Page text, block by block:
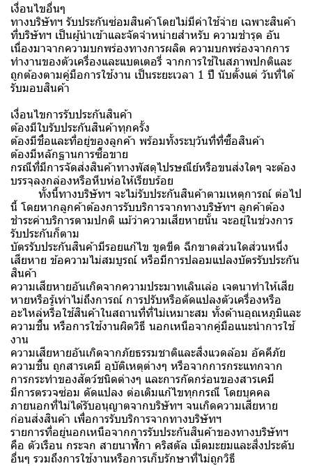
เงื่อนไขอื่นๆ
ทางบริษัทฯ รับประกันซ่อมสินค้าโดยไม่มีค่าใช้จ่าย เฉพาะสินค้า
ที่บริษัทฯ เป็นผู้นำเข้าและจัดจำหน่ายสำหรับ ความชำรุด อัน
เนื่องมาจากความบกพร่องทางการผลิต ความบกพร่องจากการ
ทำงานของตัวเครื่องและแบตเตอรี่ จากการใช้ในสภาพปกติและ
ถูกต้องตามคู่มือการใช้งาน เป็นระยะเวลา 1 ปี นับตั้งแต่ วันที่ได้
รับมอบสินค้า
เงื่อนไขการรับประกันสินค้า
ต้องมีใบรับประกันสินค้าทุกครั้ง
ต้องมีชื่อและที่อยู่ของลูกค้า พร้อมทั้งระบุวันที่ที่ซื้อสินค้า
ต้องมีหลักฐานการซื้อขาย
กรณีที่มีการจัดส่งสินค้าทางพัสดุไปรษณีย์หรือขนส่งใดๆ จะต้อง
บรรจุลงกล่องหรือหีบห่อให้เรียบร้อย
ทั้งนี้ทางบริษัทฯ จะไม่รับประกันสินค้าตามเหตุการณ์ ต่อไป
นี้ โดยหากลูกค้าต้องการรับบริการจากทางบริษัทฯ ลูกค้าต้อง
ชำระค่าบริการตามปกติ แม้ว่าความเสียหายนั้น จะอยู่ในช่วงการ
รับประกันก็ตาม
บัตรรับประกันสินค้ามีรอยแก้ไข ขูดขีด ฉีกขาดส่วนใดส่วนหนึ่ง
เสียหาย ข้อความไม่สมบูรณ์ หรือมีการปลอมแปลงบัตรรับประกัน
สินค้า
ความเสียหายอันเกิดจากความประมาทเลินเล่อ เจตนาทำให้เสีย
หายหรือรู้เท่าไม่ถึงการณ์ การปรับหรือดัดแปลงตัวเครื่องหรือ
อะไหล่หรือใช้สินค้าในสถานที่ที่ไม่เหมาะสม ทั้งด้านอุณหภูมิและ
ความชื้น หรือการใช้งานผิดวิธี นอกเหนือจากคู่มือแนะนำการใช้
งาน
ความเสียหายอันเกิดจากภัยธรรมชาติและสิ่งแวดล้อม อัคคีภัย
ความชื้น ถูกสารเคมี อุบัติเหตุต่างๆ หรือจากการกระแทกจาก
การกระทำของสัตว์ชนิดต่างๆ และการกัดกร่อนของสารเคมี
มีการตรวจซ่อม ดัดแปลง ต่อเติมแก้ไขทุกกรณี โดยบุคคล
ภายนอกที่ไม่ได้รับอนุญาตจากบริษัทฯ จนเกิดความเสียหาย
ก่อนส่งสินค้า เพื่อการรับบริการจากทางบริษัทฯ
รายการที่อยู่นอกเหนือจากการรับประกันสินค้าของทางบริษัทฯ
คือ ตัวเรือน กระจก สายนาฬิกา คริสตัล เม็ดมะยมและสิ่งประดับ
อื่นๆ รวมถึงการใช้งานหรือการเก็บรักษาที่ไม่ถูกวิธี